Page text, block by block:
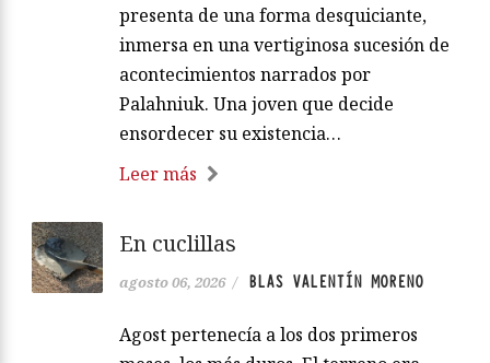
presenta de una forma desquiciante,
inmersa en una vertiginosa sucesión de
acontecimientos narrados por
Palahniuk. Una joven que decide
ensordecer su existencia…
Leer más
En cuclillas
agosto 06, 2026 / BLAS VALENTÍN MORENO
Agost pertenecía a los dos primeros